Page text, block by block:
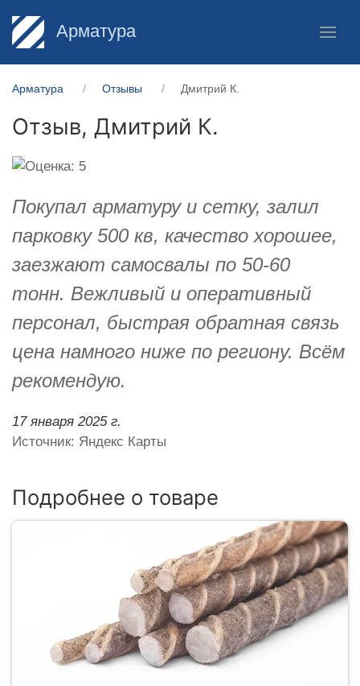
Арматура
Арматура Отзывы Дмитрий К.
Отзыв, Дмитрий К.
Покупал арматуру и сетку, залил
парковку 500 кв, качество хорошее,
заезжают самосвалы по 50-60
тонн. Вежливый и оперативный
персонал, быстрая обратная связь
цена намного ниже по региону. Всём
рекомендую.
17 января 2025 г.
Источник: Яндекс Карты
Подробнее о товаре